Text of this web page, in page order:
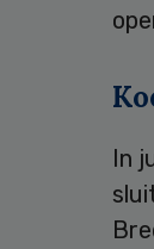
In